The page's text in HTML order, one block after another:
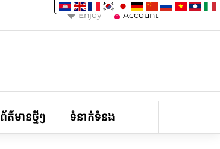
Account
Enjoy
ព័ត៌មានថ្មីៗ ទំនាក់ទំនង